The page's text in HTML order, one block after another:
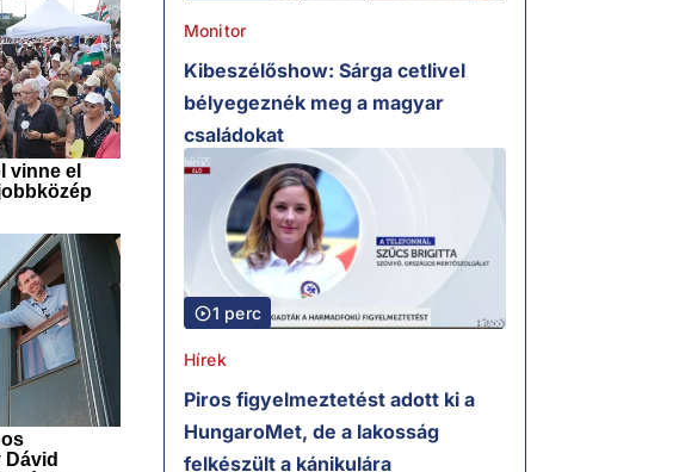
Monitor
Kibeszélőshow: Sárga cetlivel
bélyegeznék meg a magyar
családokat
1 perc
Hírek
Piros figyelmeztetést adott ki a
HungaroMet, de a lakosság
felkészült a kánikulára